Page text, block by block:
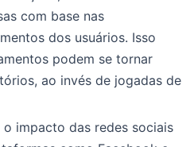
com base nas
dos usuários. Isso
podem se tornar
ao invés de jogadas de
impacto das redes sociais